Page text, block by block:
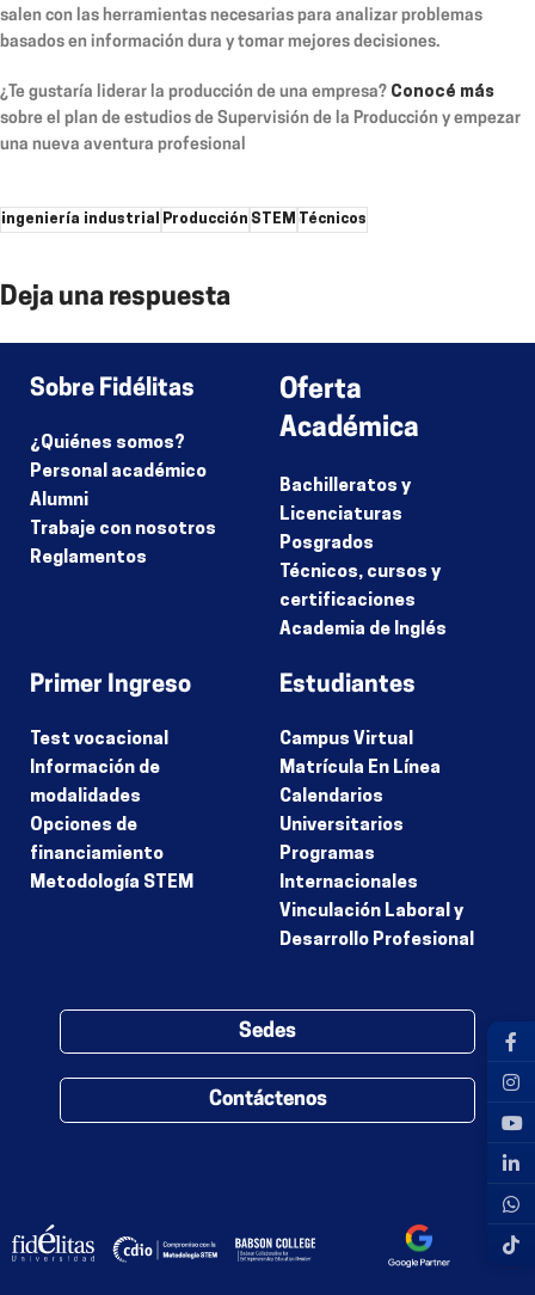
salen con las herramientas necesarias para analizar problemas
basados en información dura y tomar mejores decisiones.
¿Te gustaría liderar la producción de una empresa? Conocé más
sobre el plan de estudios de Supervisión de la Producción y empezar
una nueva aventura profesional
ingeniería industrial Producción STEM Técnicos
Deja una respuesta
Sobre Fidélitas
¿Quiénes somos?
Personal académico
Alumni
Trabaje con nosotros
Reglamentos
Oferta
Académica
Bachilleratos y
Licenciaturas
Posgrados
Técnicos, cursos y
certificaciones
Academia de Inglés
Primer Ingreso
Test vocacional
Información de
modalidades
Opciones de
financiamiento
Metodología STEM
Estudiantes
Campus Virtual
Matrícula En Línea
Calendarios
Universitarios
Programas
Internacionales
Vinculación Laboral y
Desarrollo Profesional
Sedes
Contáctenos